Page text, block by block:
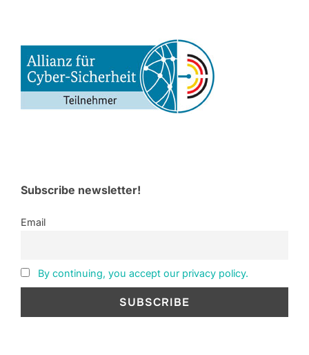
Subscribe newsletter!
Email
By continuing, you accept our privacy policy.